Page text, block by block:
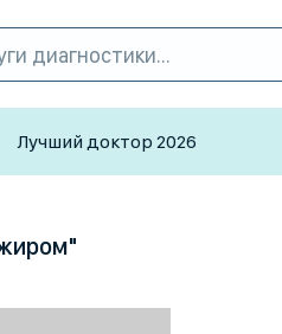
Лучший доктор 2026